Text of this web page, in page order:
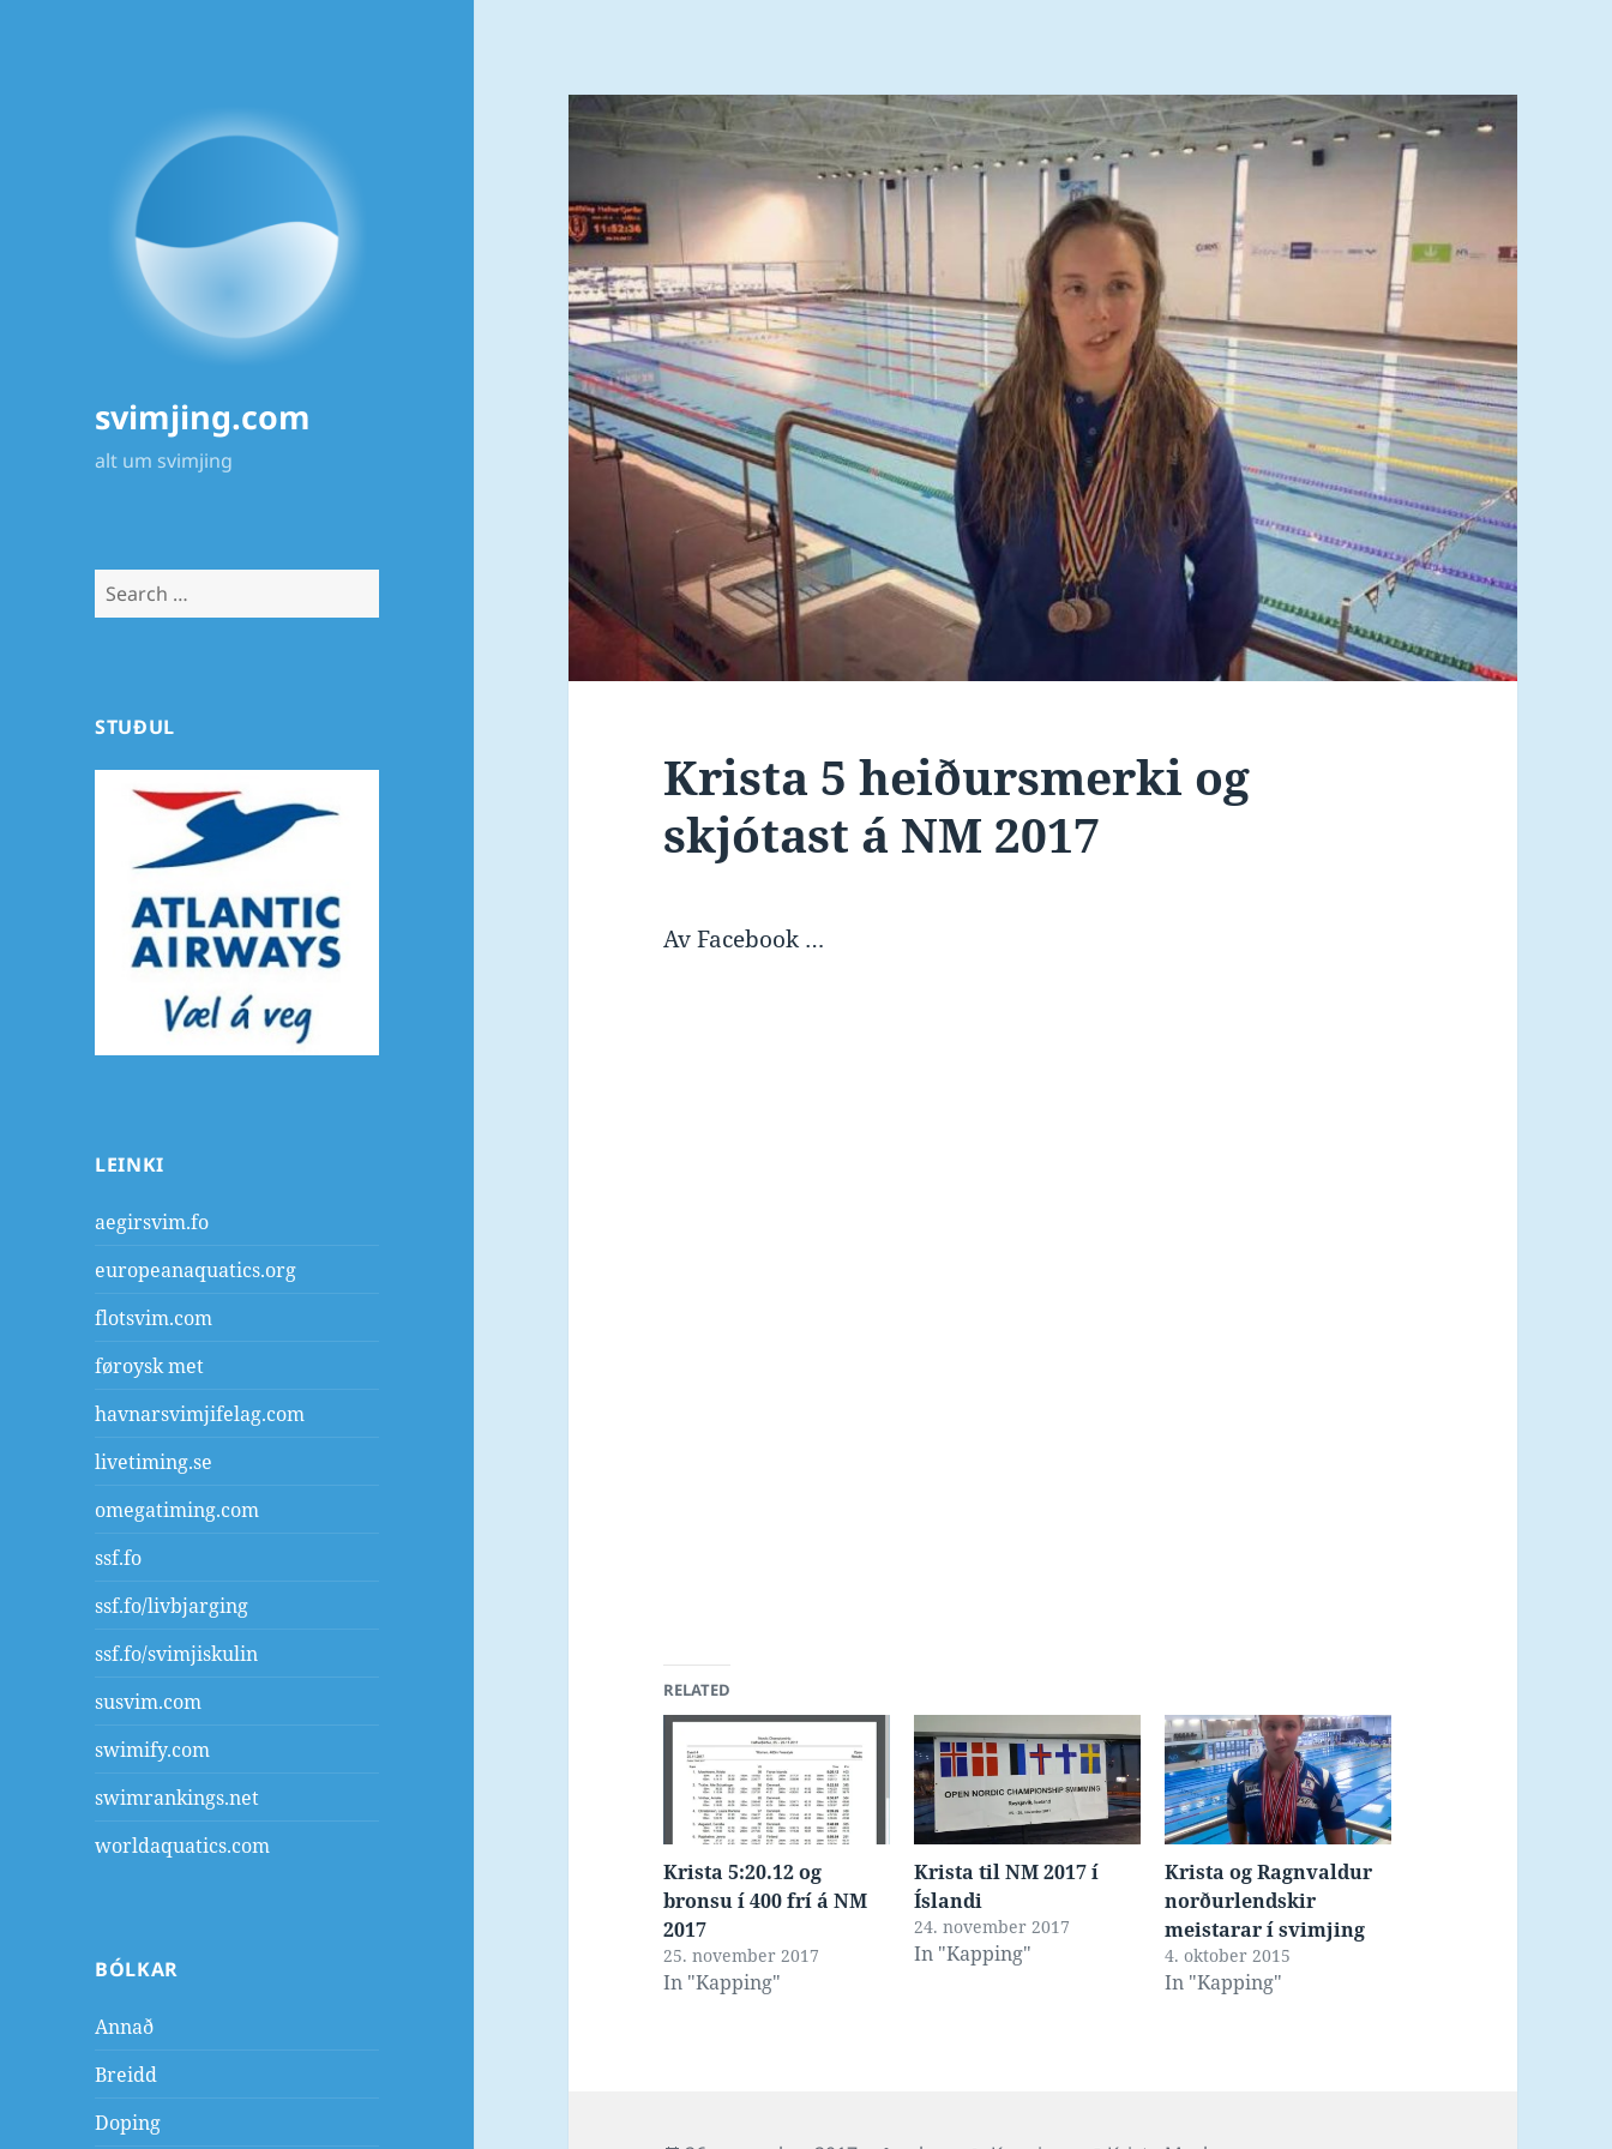
svimjing.com
alt um svimjing
Search
for:
STUÐUL
LEINKI
aegirsvim.fo
europeanaquatics.org
flotsvim.com
føroysk met
havnarsvimjifelag.com
livetiming.se
omegatiming.com
ssf.fo
ssf.fo/livbjarging
ssf.fo/svimjiskulin
susvim.com
swimify.com
swimrankings.net
worldaquatics.com
BÓLKAR
Annað
Breidd
Doping
Krista 5 heiðursmerki og
skjótast á NM 2017
Av Facebook …
RELATED
Krista 5:20.12 og
bronsu í 400 frí á NM
2017
25. november 2017
In "Kapping"
Krista til NM 2017 í
Íslandi
24. november 2017
In "Kapping"
Krista og Ragnvaldur
norðurlendskir
meistarar í svimjing
4. oktober 2015
In "Kapping"